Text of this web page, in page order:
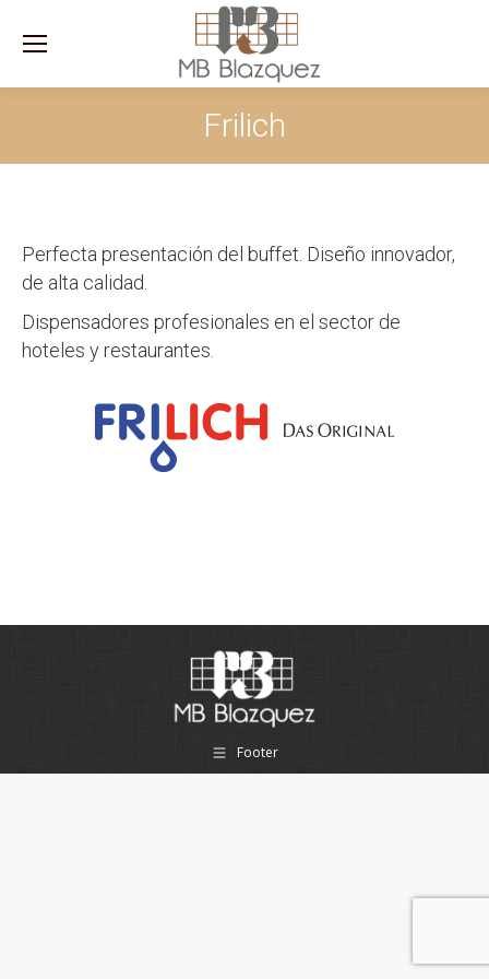
Frilich
Perfecta presentación del buffet. Diseño innovador,
de alta calidad.
Dispensadores profesionales en el sector de
hoteles y restaurantes.
Footer